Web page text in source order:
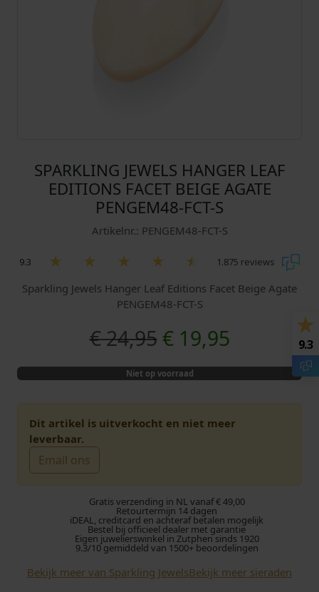
SPARKLING JEWELS HANGER LEAF
EDITIONS FACET BEIGE AGATE
PENGEM48-FCT-S
Artikelnr.: PENGEM48-FCT-S
9.3 1.875 reviews
Sparkling Jewels Hanger Leaf Editions Facet Beige Agate
PENGEM48-FCT-S
€24,95 O
o
r
s
r
o
n
k
€19,95H
u
i
d
g
e
p
r
Niet op voorraad
Dit artikel is uitverkocht en niet meer
leverbaar.
Email ons
Gratis verzending in NL vanaf € 49,00
Retourtermijn 14 dagen
iDEAL, creditcard en achteraf betalen mogelijk
Bestel bij officieel dealer met garantie
Eigen juwelierswinkel in Zutphen sinds 1920
9.3/10 gemiddeld van 1500+ beoordelingen
Bekijk meer van Sparkling JewelsBekijk meer sieraden
9.3